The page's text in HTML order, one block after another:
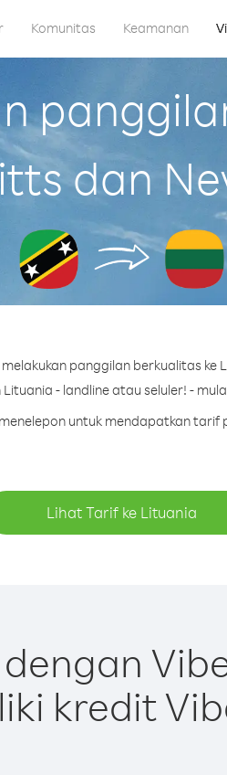
Komunitas Keamanan
dan
panggilan berkualitas ke
- landline atau seluler! -
untuk mendapatkan tarif
Lihat Tarif ke Lituania
kredit